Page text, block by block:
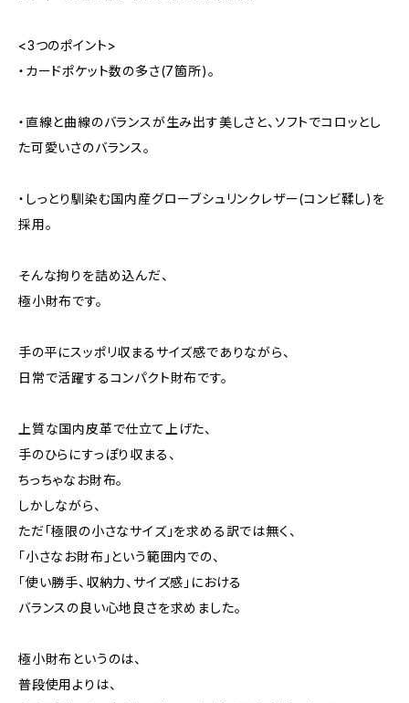
<3つのポイント>
・カードポケット数の多さ(7箇所)。
・直線と曲線のバランスが生み出す美しさと、ソフトでコロッとし
た可愛いさのバランス。
・しっとり馴染む国内産グローブシュリンクレザー(コンビ鞣し)を
採用。
そんな拘りを詰め込んだ、
極小財布です。
手の平にスッポリ収まるサイズ感でありながら、
日常で活躍するコンパクト財布です。
上質な国内皮革で仕立て上げた、
手のひらにすっぽり収まる、
ちっちゃなお財布。
しかしながら、
ただ「極限の小さなサイズ」を求める訳では無く、
「小さなお財布」という範囲内での、
「使い勝手、収納力、サイズ感」における
バランスの良い心地良さを求めました。
極小財布というのは、
普段使用よりは、